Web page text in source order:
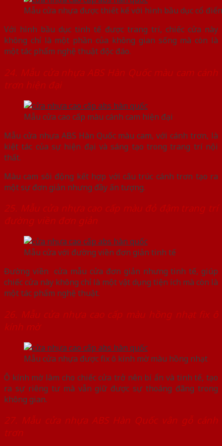
Mẫu cửa nhựa được thiết kế với hình bầu dục cổ điển
Với hình bầu dục tinh tế được trang trí, chiếc cửa này
không chỉ là một phần của không gian sống mà còn là
một tác phẩm nghệ thuật độc đáo.
24. Mẫu cửa nhựa ABS Hàn Quốc màu cam cánh
trơn hiện đại
Mẫu cửa cao cấp màu cánh cam hiện đại
Mẫu cửa nhựa ABS Hàn Quốc màu cam, với cánh trơn, là
kiệt tác của sự hiện đại và sáng tạo trong trang trí nội
thất.
Màu cam sôi động kết hợp với cấu trúc cánh trơn tạo ra
một sự đơn giản nhưng đầy ấn tượng.
25. Mẫu cửa nhựa cao cấp màu đỏ đậm trang trí
đường viền đơn giản
Mẫu cửa với đường viền đơn giản tinh tế
Đường viền cửa mẫu cửa đơn giản nhưng tinh tế, giúp
chiếc cửa này không chỉ là một vật dụng tiện ích mà còn là
một tác phẩm nghệ thuật.
26. Mẫu cửa nhựa cao cấp màu hồng nhạt fix ô
kính mờ
Mẫu cửa nhựa được fix ô kính mờ màu hồng nhạt
Ô kính mờ làm cho chiếc cửa trở nên bí ẩn và tinh tế, tạo
ra sự riêng tư mà vẫn giữ được sự thoáng đãng trong
không gian.
27. Mẫu cửa nhựa ABS Hàn Quốc vân gỗ cánh
trơn